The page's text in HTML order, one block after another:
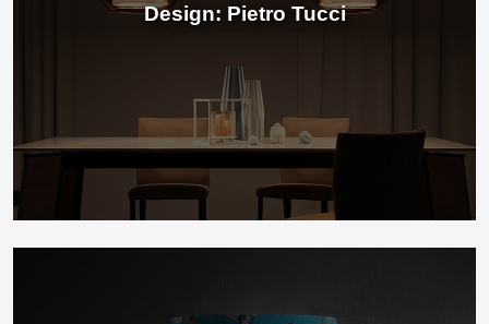
Design: Pietro Tucci